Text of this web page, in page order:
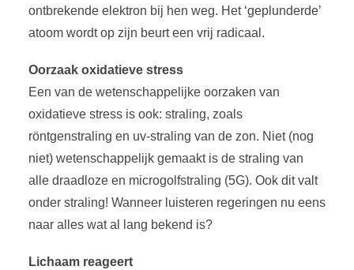
ontbrekende elektron bij hen weg. Het ‘geplunderde’
atoom wordt op zijn beurt een vrij radicaal.
Oorzaak oxidatieve stress
Een van de wetenschappelijke oorzaken van
oxidatieve stress is ook: straling, zoals
röntgenstraling en uv-straling van de zon. Niet (nog
niet) wetenschappelijk gemaakt is de straling van
alle draadloze en microgolfstraling (5G). Ook dit valt
onder straling! Wanneer luisteren regeringen nu eens
naar alles wat al lang bekend is?
Lichaam reageert